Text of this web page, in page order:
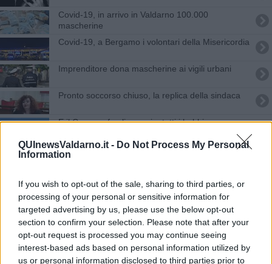
QUInewsValdarno.it - Do Not Process My Personal
Information
If you wish to opt-out of the sale, sharing to third parties, or
processing of your personal or sensitive information for
targeted advertising by us, please use the below opt-out
section to confirm your selection. Please note that after your
opt-out request is processed you may continue seeing
interest-based ads based on personal information utilized by
us or personal information disclosed to third parties prior to
Covid-19, in arrivo in Valdarno 100.000
mascherine
Covid-19, a Bergamo i volontari della Misericordia
Imprenditore dona mascherine ai vigili urbani
Pronto soccorso chiuso, la replica della sindaca
E il Comune fa gli auguri a tutti i babbi
Campane suonano alle 21, è la preghiera
collettiva
Covid-19, il sindaco fa il punto della situazione
“Restiamo a casa” affisso sul municipio
Covid-19, otto nuovi casi nel Valdarno aretino